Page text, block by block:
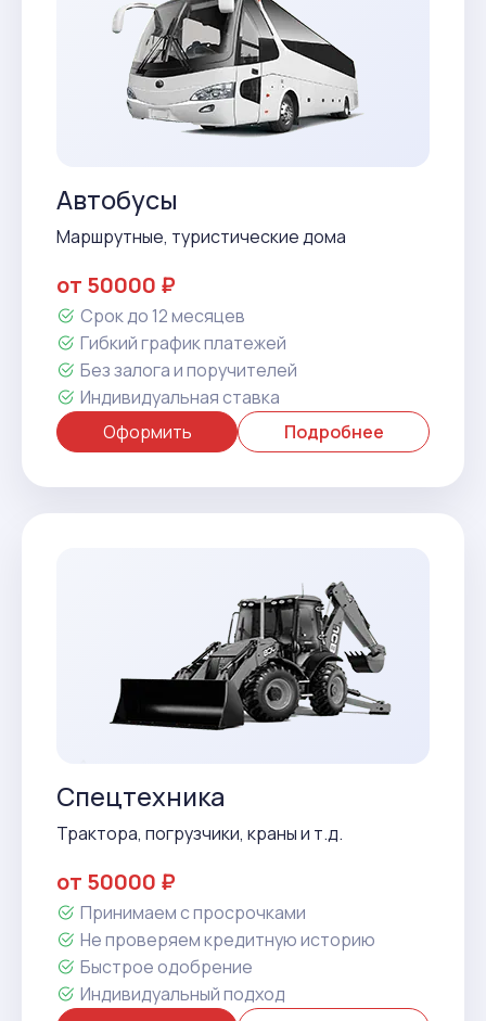
Автобусы
Маршрутные, туристические дома
от 50000 ₽
Срок до 12 месяцев
Гибкий график платежей
Без залога и поручителей
Индивидуальная ставка
Оформить
Подробнее
Спецтехника
Трактора, погрузчики, краны и т.д.
от 50000 ₽
Принимаем с просрочками
Не проверяем кредитную историю
Быстрое одобрение
Индивидуальный подход